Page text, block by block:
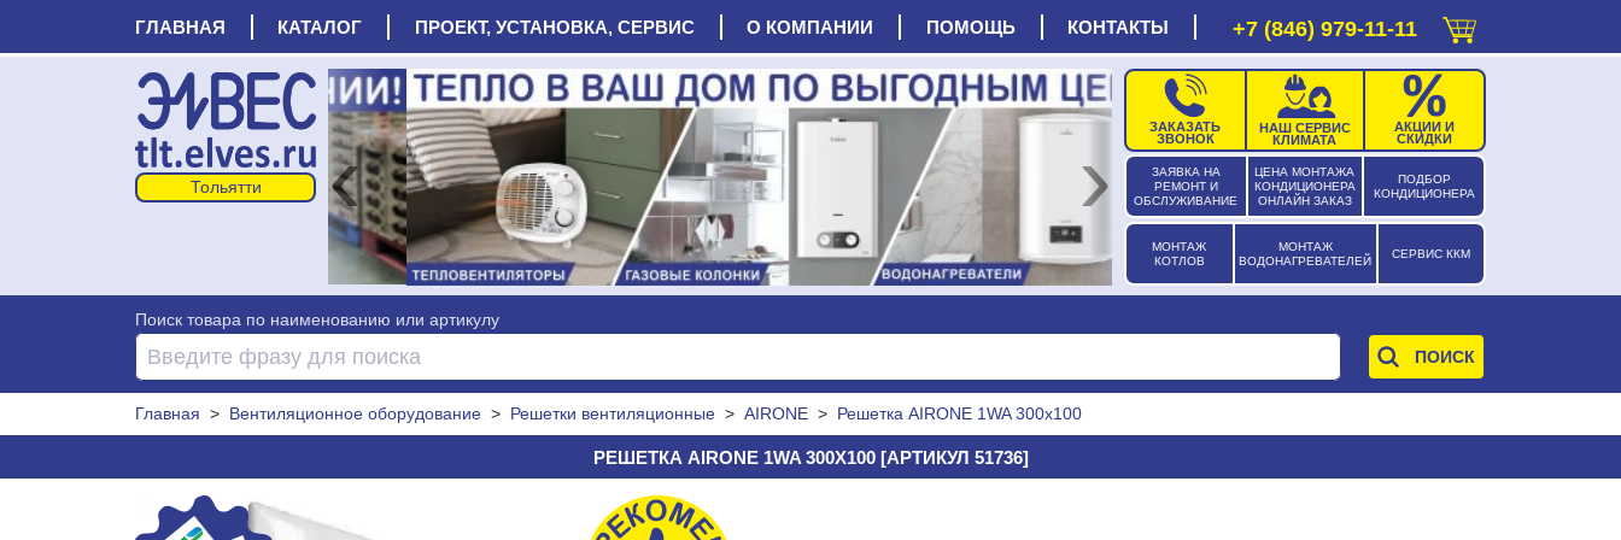
ГЛАВНАЯ КАТАЛОГ ПРОЕКТ, УСТАНОВКА, СЕРВИС О КОМПАНИИ ПОМОЩЬ КОНТАКТЫ +7 (846) 979-11-11
ЗАЯВКА НА
РЕМОНТ И
ОБСЛУЖИВАНИЕ
ЦЕНА МОНТАЖА
КОНДИЦИОНЕРА
ОНЛАЙН ЗАКАЗ
ПОДБОР
КОНДИЦИОНЕРА
МОНТАЖ
КОТЛОВ
МОНТАЖ
ВОДОНАГРЕВАТЕЛЕЙ
СЕРВИС ККМ
ЗАКАЗАТЬ
ЗВОНОК
НАШ СЕРВИС
КЛИМАТА
АКЦИИ И
СКИДКИ
‹ ›
Поиск товара по наименованию или артикулу
Главная > Вентиляционное оборудование > Решетки вентиляционные > AIRONE > Решетка AIRONE 1WA 300x100
РЕШЕТКА AIRONE 1WA 300X100 [АРТИКУЛ 51736]